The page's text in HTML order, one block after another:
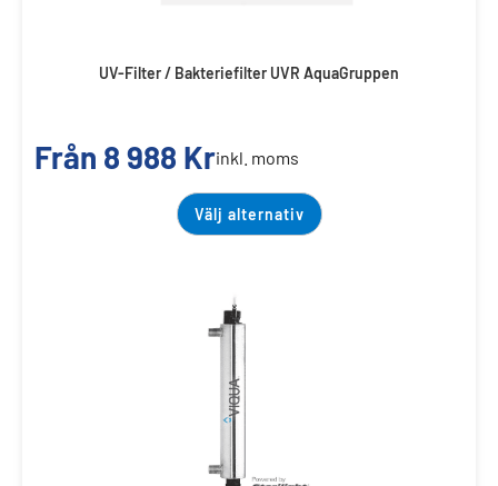
UV-Filter / Bakteriefilter UVR AquaGruppen
Från 8 988 Krinkl. moms
Välj alternativ